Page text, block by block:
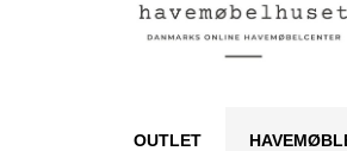
OUTLET